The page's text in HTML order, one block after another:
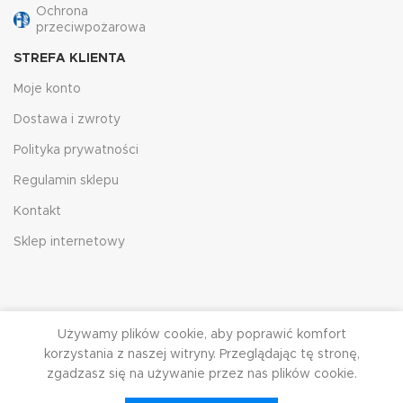
Ochrona
przeciwpożarowa
STREFA KLIENTA
Moje konto
Dostawa i zwroty
Polityka prywatności
Regulamin sklepu
Kontakt
Sklep internetowy
HJRG 2023
Używamy plików cookie, aby poprawić komfort
korzystania z naszej witryny. Przeglądając tę ​​stronę,
zgadzasz się na używanie przez nas plików cookie.